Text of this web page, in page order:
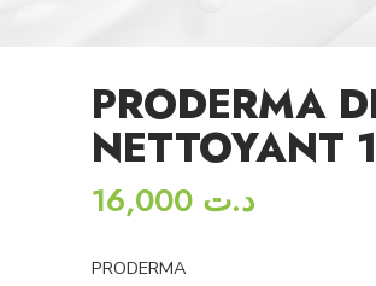
PRODERMA
NETTOYANT
د.ت
PRODERMA